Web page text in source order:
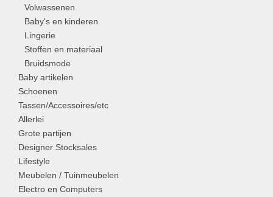
Volwassenen
Baby's en kinderen
Lingerie
Stoffen en materiaal
Bruidsmode
Baby artikelen
Schoenen
Tassen/Accessoires/etc
Allerlei
Grote partijen
Designer Stocksales
Lifestyle
Meubelen / Tuinmeubelen
Electro en Computers